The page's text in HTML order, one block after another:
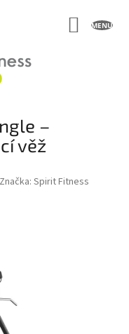
–
věž
Značka: Spirit Fitness